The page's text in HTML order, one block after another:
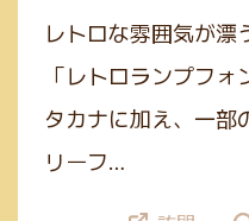
レトロな雰囲気が漂
「レトロランプフ
タカナに加え、一部
リーフ…